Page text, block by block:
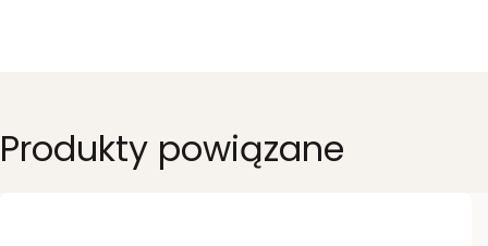
Produkty powiązane